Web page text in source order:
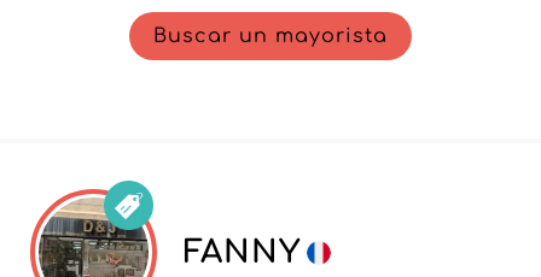
Buscar un mayorista
FANNY